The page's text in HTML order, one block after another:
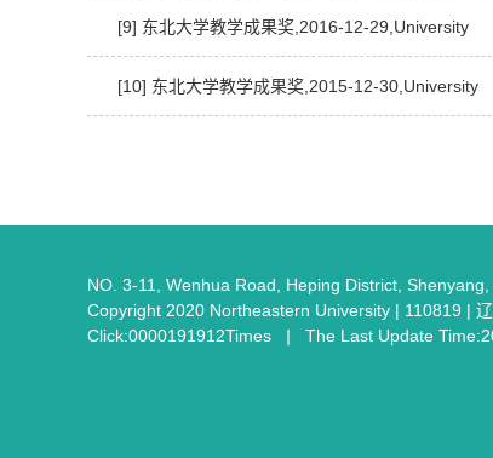
[9] 东北大学教学成果奖,2016-12-29,University
[10] 东北大学教学成果奖,2015-12-30,University
NO. 3-11, Wenhua Road, Heping District, Shenyang,
Copyright 2020 Northeastern University | 110819 |
Click:0000191912Times | The Last Update Time: